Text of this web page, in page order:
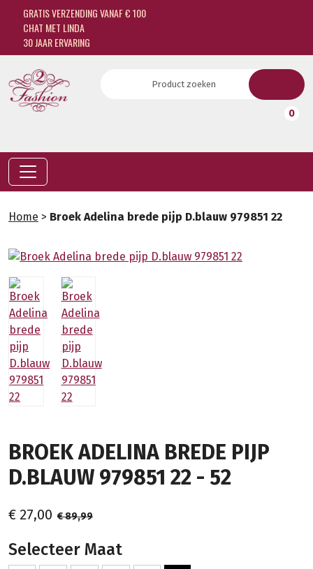
GRATIS VERZENDING VANAF € 100
CHAT MET LINDA
30 JAAR ERVARING
0
Home > Broek Adelina brede pijp D.blauw 979851 22
BROEK ADELINA BREDE PIJP
D.BLAUW 979851 22 - 52
€ 27,00 € 89,99
Selecteer Maat